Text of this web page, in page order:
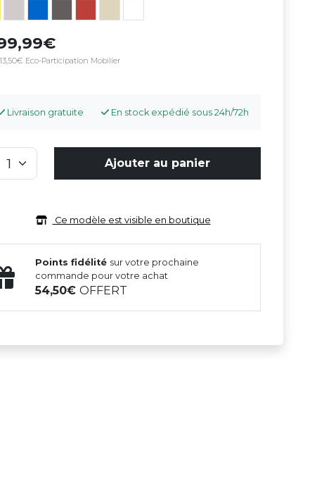
Eco-Participation Mobilier
Livraison gratuite En stock expédié sous 24h/72h
Ajouter au panier
Ce modèle est visible en boutique
Points fidélité sur votre prochaine
commande pour votre achat
54,50OFFERT